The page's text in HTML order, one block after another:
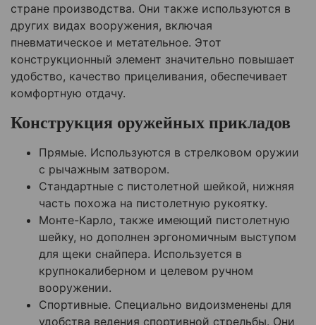
стране производства. Они также используются в
других видах вооружения, включая
пневматическое и метательное. Этот
конструкционный элемент значительно повышает
удобство, качество прицеливания, обеспечивает
комфортную отдачу.
Конструкция оружейных прикладов
Прямые. Используются в стрелковом оружии
с рычажным затвором.
Стандартные с пистолетной шейкой, нижняя
часть похожа на пистолетную рукоятку.
Монте-Карло, также имеющий пистолетную
шейку, но дополнен эргономичным выступом
для щеки снайпера. Используется в
крупнокалиберном и целевом ручном
вооружении.
Спортивные. Специально видоизменены для
удобства ведения спортивной стрельбы. Они